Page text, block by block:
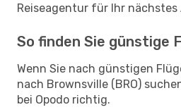
Reiseagentur für Ihr nächstes
So finden Sie günstige
Wenn Sie nach günstigen
nach Brownsville (BRO)
bei Opodo richtig.